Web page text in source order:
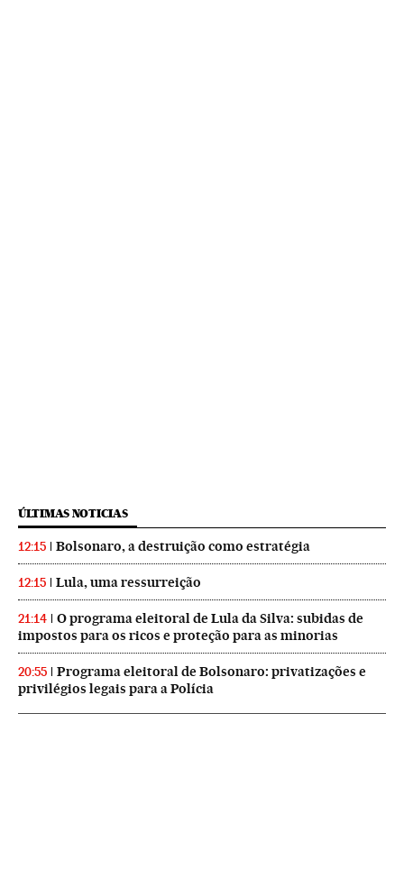
ÚLTIMAS NOTICIAS
12:15 Bolsonaro, a destruição como estratégia
12:15 Lula, uma ressurreição
21:14
O programa eleitoral de Lula da Silva: subidas de
impostos para os ricos e proteção para as minorias
20:55
Programa eleitoral de Bolsonaro: privatizações e
privilégios legais para a Polícia